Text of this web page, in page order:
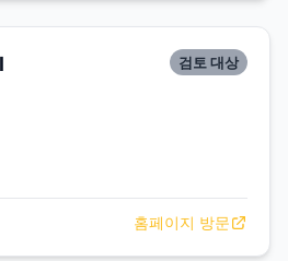
검토 대상
홈페이지 방문